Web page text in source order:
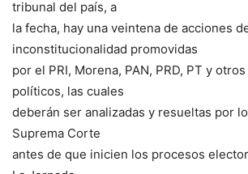
tribunal del país, a
la fecha, hay una veintena de acciones
inconstitucionalidad promovidas
por el PRI, Morena, PAN, PRD, PT y
políticos, las cuales
deberán ser analizadas y resueltas por
Suprema Corte
antes de que inicien los procesos